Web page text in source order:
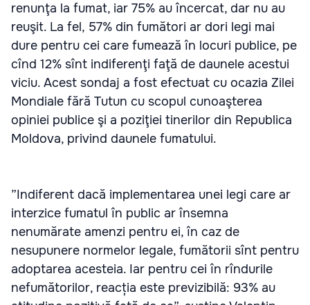
renunţa la fumat, iar 75% au încercat, dar nu au
reuşit. La fel, 57% din fumători ar dori legi mai
dure pentru cei care fumează în locuri publice, pe
cînd 12% sînt indiferenţi faţă de daunele acestui
viciu. Acest sondaj a fost efectuat cu ocazia Zilei
Mondiale fără Tutun cu scopul cunoaşterea
opiniei publice şi a poziţiei tinerilor din Republica
Moldova, privind daunele fumatului.
”Indiferent dacă implementarea unei legi care ar
interzice fumatul în public ar însemna
nenumărate amenzi pentru ei, în caz de
nesupunere normelor legale, fumătorii sînt pentru
adoptarea acesteia. Iar pentru cei în rîndurile
nefumătorilor, reacția este previzibilă: 93% au